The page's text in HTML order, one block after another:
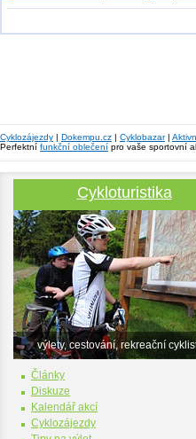
Cyklozájezdy | Dokempu.cz | Cyklobazar|
Perfektní funkční oblečení pro vaše sportovní
Cykloturistika
výlety, cestování, rekreační
Články
Diskuze
Kalendář akcí
Cyklozájezdy